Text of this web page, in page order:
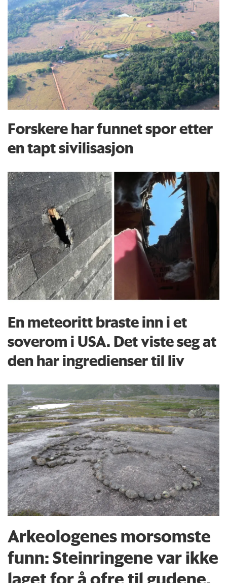
Forskere har funnet spor etter
en tapt sivilisasjon
En meteoritt braste inn i et
soverom i USA. Det viste seg at
den har ingredienser til liv
Arkeologenes morsomste
funn: Steinringene var ikke
laget for å ofre til gudene.